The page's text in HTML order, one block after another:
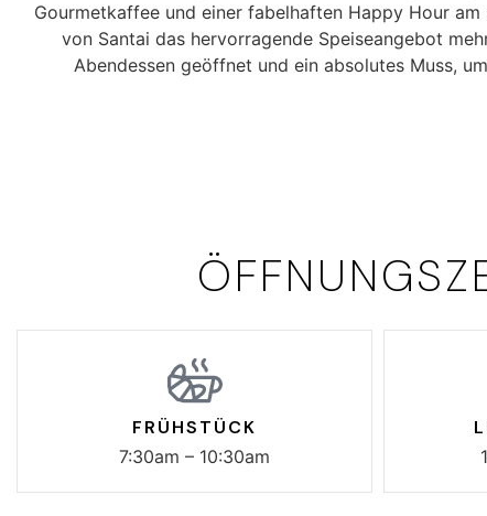
Gourmetkaffee und einer fabelhaften Happy Hour
von Santai das hervorragende Speiseangebot
Abendessen geöffnet und ein absolutes Muss,
FRÜHSTÜCK
7:30am – 10:30am